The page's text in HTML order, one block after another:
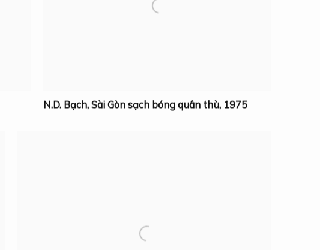
N.D. Bạch,Sài Gòn sạch bóng quân thù, 1975